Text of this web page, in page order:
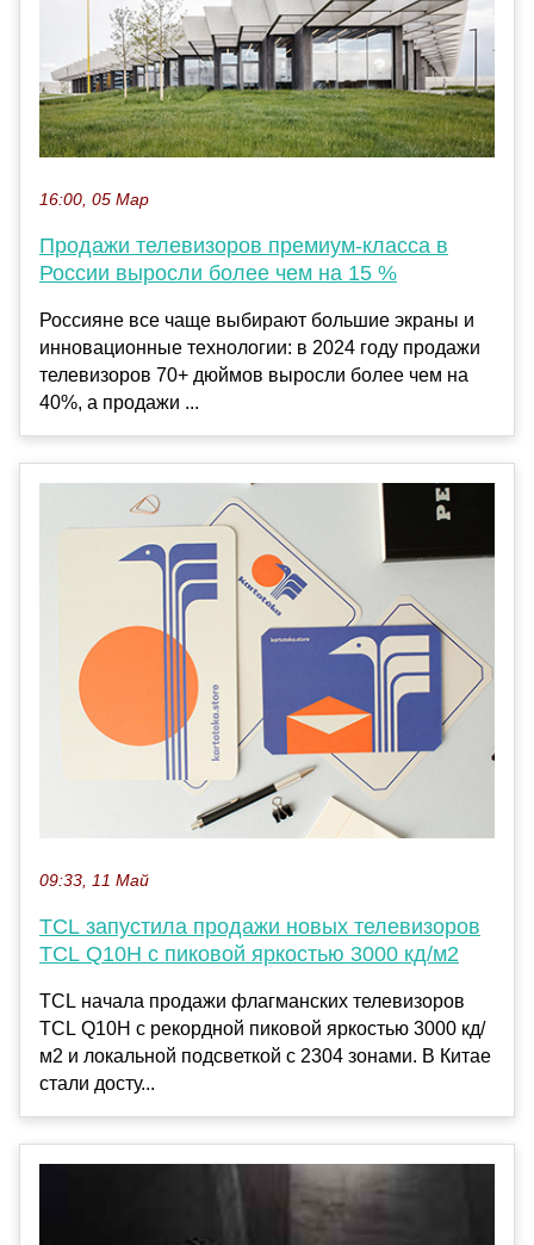
16:00, 05 Мар
Продажи телевизоров премиум-класса в
России выросли более чем на 15 %
Россияне все чаще выбирают большие экраны и
инновационные технологии: в 2024 году продажи
телевизоров 70+ дюймов выросли более чем на
40%, а продажи ...
09:33, 11 Май
TCL запустила продажи новых телевизоров
TCL Q10H с пиковой яркостью 3000 кд/м2
TCL начала продажи флагманских телевизоров
TCL Q10H с рекордной пиковой яркостью 3000 кд/
м2 и локальной подсветкой с 2304 зонами. В Китае
стали досту...